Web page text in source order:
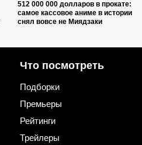
512 000 000 долларов в прокате:
самое кассовое аниме в истории
снял вовсе не Миядзаки
Что посмотреть
Подборки
Премьеры
Рейтинги
Трейлеры